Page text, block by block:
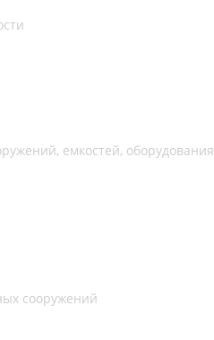
емкостей, оборудования
сооружений